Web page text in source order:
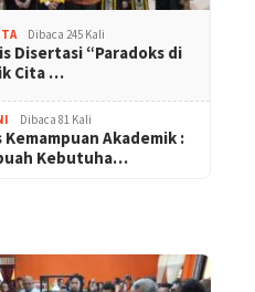
Dibaca 245 Kali
Disertasi “Paradoks di
Cita …
Dibaca 81 Kali
Kemampuan Akademik :
Kebutuha…